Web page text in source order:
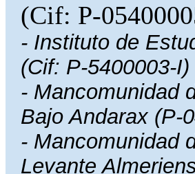
(Cif: P-
- Instituto de
(Cif: P-5400003-I)
- Mancomunidad
Bajo Andarax (P-
- Mancomunidad
Levante